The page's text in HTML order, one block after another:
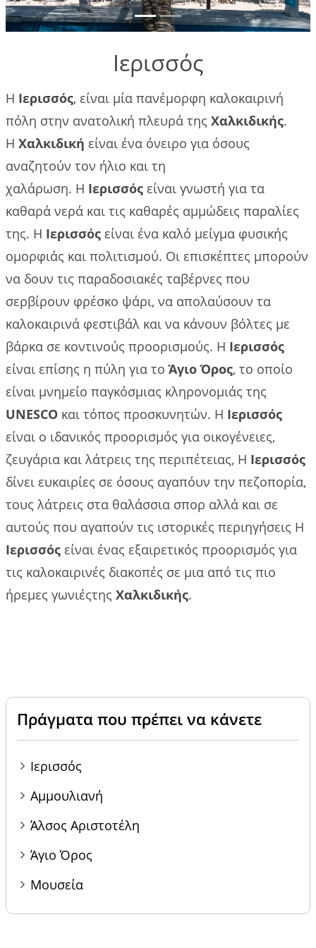
που
πρέπει να
Επικοινωνία
Πολιτικές
κρατήσεων
Ιερισσός
Η Ιερισσός, είναι μία πανέμορφη καλοκαιρινή
πόλη στην ανατολική πλευρά τηςΧαλκιδικής.
ΗΧαλκιδικήείναι ένα όνειρο για όσους
αναζητούν τον ήλιο και τη
χαλάρωση. Η Ιερισσός είναι γνωστή για τα
καθαρά νερά και τις καθαρές αμμώδεις παραλίες
της. Η Ιερισσός είναι ένα καλό μείγμα φυσικής
ομορφιάς και πολιτισμού. Οι επισκέπτες μπορούν
να δουν τις παραδοσιακές ταβέρνες που
σερβίρουν φρέσκο ψάρι, να απολαύσουν τα
καλοκαιρινά φεστιβάλ και να κάνουν βόλτες με
βάρκα σε κοντινούς προορισμούς. Η Ιερισσός
είναι επίσης η πύλη για το Άγιο Όρος, το οποίο
είναι μνημείο παγκόσμιας κληρονομιάς της
UNESCO και τόπος προσκυνητών. Η Ιερισσός
είναι ο ιδανικός προορισμός για οικογένειες,
ζευγάρια και λάτρεις της περιπέτειας, Η Ιερισσός
δίνει ευκαιρίες σε όσους αγαπόυν την πεζοπορία,
τους λάτρεις στα θαλάσσια σπορ αλλά και σε
αυτούς που αγαπούν τις ιστορικές περιηγήσεις Η
Ιερισσός είναι ένας εξαιρετικός προορισμός για
τις καλοκαιρινές διακοπές σε μια από τις πιο
ήρεμες γωνιέςτηςΧαλκιδικής.
Πράγματα που πρέπει να κάνετε
Ιερισσός
Αμμουλιανή
Άλσος Αριστοτέλη
Άγιο Όρος
Μουσεία